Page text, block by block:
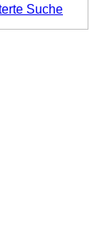
Suche